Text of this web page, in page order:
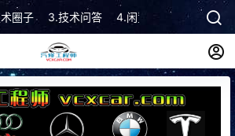
圈子 3.技术问答 4.闲置市场 5.技术顾